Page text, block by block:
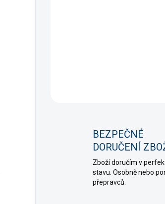
BEZPEČNÉ
DORUČENÍ
Zboží doručím v
stavu. Osobně nebo
přepravců.